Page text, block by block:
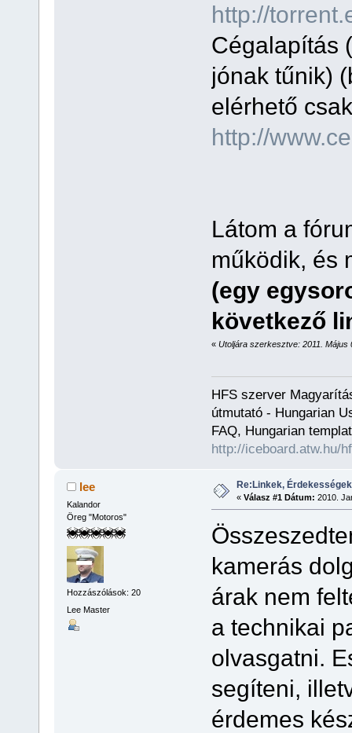
http://
Cégalapítás
jónak tűnik)
elérhető
http://
Látom a
működik, és
(egy
következő
« Utoljára szerkesztve: 2011. Május
HFS szerver
útmutató - Hungarian
FAQ, Hungarian
http://iceboard.atw.hu/
lee
Kalandor
Öreg "Motoros"
Hozzászólások: 20
Lee Master
Re:Linkek,
« Válasz #1 Dátum: 2010.
kamerás
árak nem
a technikai
olvasgatni.
segíteni,
érdemes